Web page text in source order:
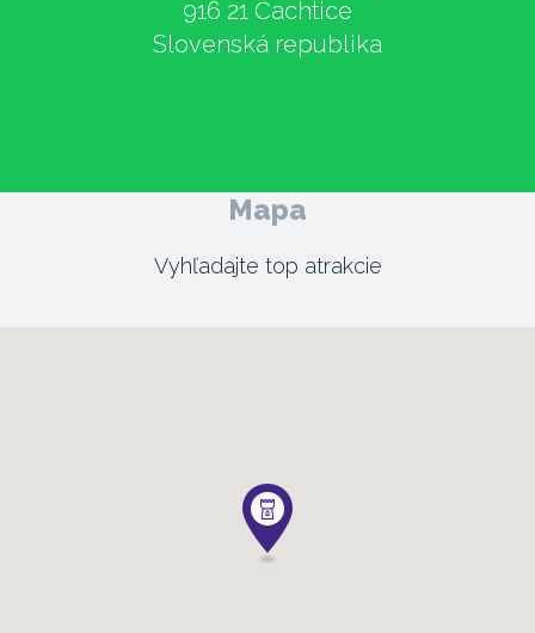
916 21 Čachtice
Slovenská republika
Mapa
Vyhľadajte top atrakcie